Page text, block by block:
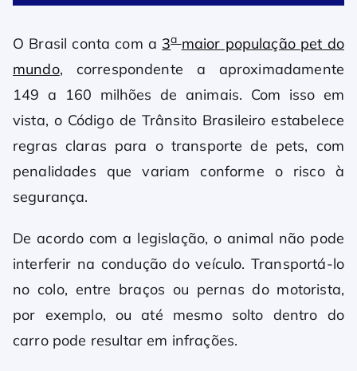
O Brasil conta com a 3a maior população pet do
mundo, correspondente a aproximadamente
149 a 160 milhões de animais. Com isso em
vista, o Código de Trânsito Brasileiro estabelece
regras claras para o transporte de pets, com
penalidades que variam conforme o risco à
segurança.
De acordo com a legislação, o animal não pode
interferir na condução do veículo. Transportá-lo
no colo, entre braços ou pernas do motorista,
por exemplo, ou até mesmo solto dentro do
carro pode resultar em infrações.